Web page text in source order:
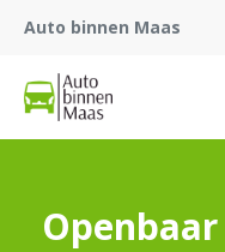
Auto binnen Maas